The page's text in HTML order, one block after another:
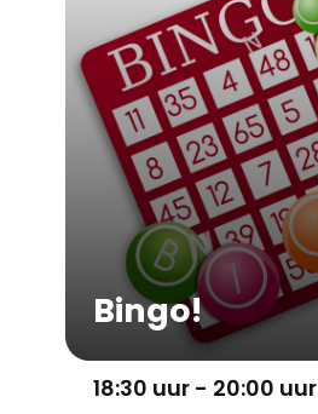
Bingo!
18:30 uur - 20:00 uur